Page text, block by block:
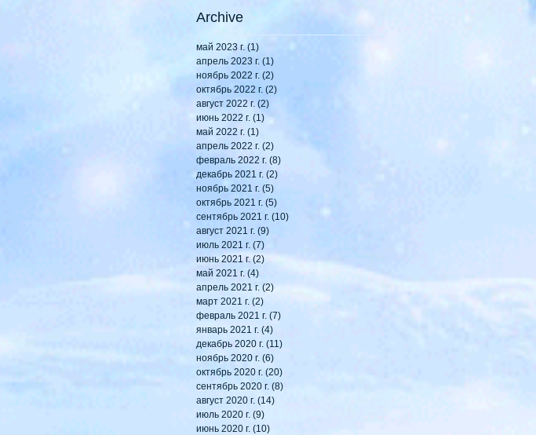
Archive
май 2023 г. (1)
апрель 2023 г. (1)
ноябрь 2022 г. (2)
октябрь 2022 г. (2)
август 2022 г. (2)
июнь 2022 г. (1) 1 пост
май 2022 г. (1)
апрель 2022 г. (2)
февраль 2022 г. (8)
декабрь 2021 г. (2)
ноябрь 2021 г. (5)
октябрь 2021 г. (5)
сентябрь 2021 г. (10)
август 2021 г. (9)
июль 2021 г. (7)
июнь 2021 г. (2) 2 поста
май 2021 г. (4)
апрель 2021 г. (2)2 поста
март 2021 г. (2)
февраль 2021 г. (7)
январь 2021 г. (4)
декабрь 2020 г. (11)
ноябрь 2020 г. (6)
октябрь 2020 г. (20)
сентябрь 2020 г. (8)
август 2020 г. (14)
июль 2020 г. (9)
июнь 2020 г. (10)